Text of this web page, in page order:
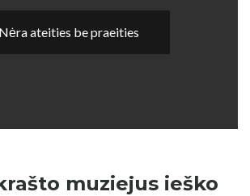
Nėra ateities be praeities
muziejus ieško